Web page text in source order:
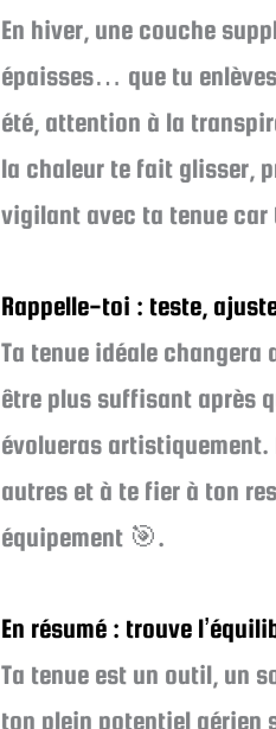
En hiver, une couche
épaisses… que tu
été, attention à la
la chaleur te fait glisser,
vigilant avec ta tenue car
Rappelle-toi : teste,
Ta tenue idéale
être plus suffisant après
évolueras artistiquement.
autres et à te fier à ton
équipement 🎯.
En résumé : trouve
Ta tenue est un outil, un
ton plein potentiel aérien